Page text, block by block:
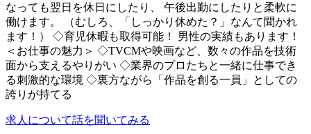
なっても翌日を休日にしたり、 午後出勤にしたりと柔軟に
働けます。 （むしろ、「しっかり休めた？」なんて聞かれ
ます！） ◇育児休暇も取得可能！ 男性の実績もあります！
＜お仕事の魅力＞ ◇TVCMや映画など、数々の作品を技術
面から支えるやりがい ◇業界のプロたちと一緒に仕事でき
る刺激的な環境 ◇裏方ながら「作品を創る一員」としての
誇りが持てる
求人について話を聞いてみる